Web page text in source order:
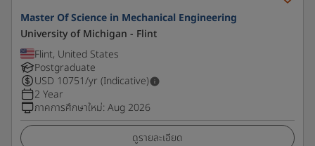
Master Of Science in Mechanical Engineering
University of Michigan - Flint
Flint, United States
Postgraduate
USD 10751/yr (Indicative)
2 Year
ภาคการศึกษาใหม่:Aug 2026
ดูรายละเอียด